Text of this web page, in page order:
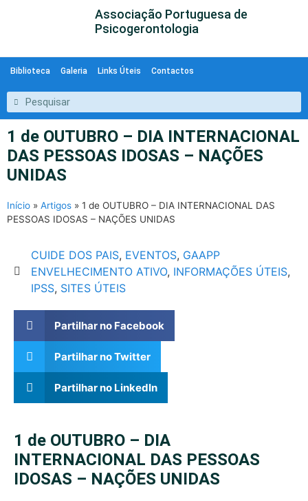
Associação Portuguesa de
Psicogerontologia
Biblioteca Galeria Links Úteis Contactos
1 de OUTUBRO – DIA INTERNACIONAL
DAS PESSOAS IDOSAS – NAÇÕES
UNIDAS
Início » Artigos » 1 de OUTUBRO – DIA INTERNACIONAL DAS
PESSOAS IDOSAS – NAÇÕES UNIDAS
CUIDE DOS PAIS, EVENTOS, GAAPP
ENVELHECIMENTO ATIVO, INFORMAÇÕES ÚTEIS,
IPSS, SITES ÚTEIS
Partilhar no Facebook
Partilhar no Twitter
Partilhar no LinkedIn
1 de OUTUBRO – DIA
INTERNACIONAL DAS PESSOAS
IDOSAS – NAÇÕES UNIDAS